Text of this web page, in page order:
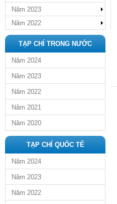
Năm 2023
Năm 2022
TẠP CHÍ TRONG NƯỚC
Năm 2024
Năm 2023
Năm 2022
Năm 2021
Năm 2020
TẠP CHÍ QUỐC TẾ
Năm 2024
Năm 2023
Năm 2022